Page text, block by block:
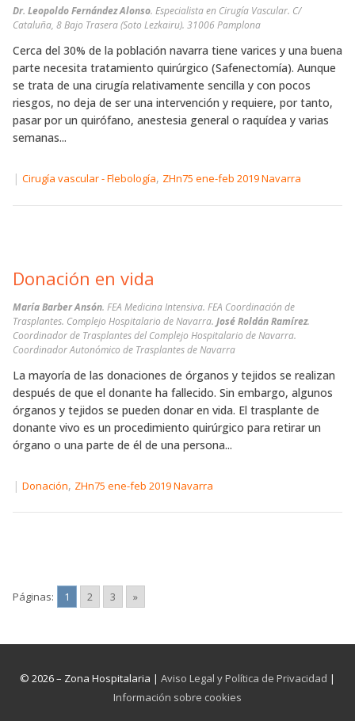
Dr. Leopoldo Fernández Alonso. Especialista en Cirugía Vascular. C/
Cataluña, 8 Bajo Trasera (Soto Lezkairu). 31006 Pamplona
Cerca del 30% de la población navarra tiene varices y una buena
parte necesita tratamiento quirúrgico (Safenectomía). Aunque
se trata de una cirugía relativamente sencilla y con pocos
riesgos, no deja de ser una intervención y requiere, por tanto,
pasar por un quirófano, anestesia general o raquídea y varias
semanas...
| Cirugía vascular - Flebología, ZHn75 ene-feb 2019 Navarra
Donación en vida
María Barber Ansón. FEA Medicina Intensiva. FEA Coordinación de
Trasplantes. Complejo Hospitalario de Navarra. José Roldán Ramírez.
Coordinador de Trasplantes del Complejo Hospitalario de Navarra.
Coordinador Autonómico de Trasplantes de Navarra
La mayoría de las donaciones de órganos y tejidos se realizan
después de que el donante ha fallecido. Sin embargo, algunos
órganos y tejidos se pueden donar en vida. El trasplante de
donante vivo es un procedimiento quirúrgico para retirar un
órgano o una parte de él de una persona...
| Donación, ZHn75 ene-feb 2019 Navarra
Páginas: 1 2 3 »
© 2026 – Zona Hospitalaria | Aviso Legal y Política de Privacidad |
Información sobre cookies